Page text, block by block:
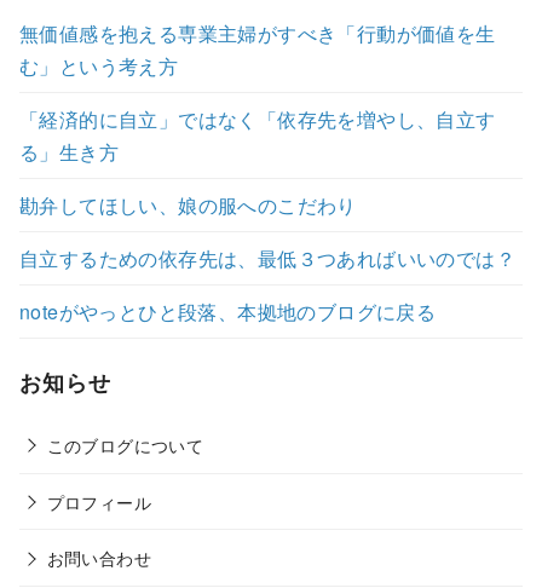
無価値感を抱える専業主婦がすべき「行動が価値を生
む」という考え方
「経済的に自立」ではなく「依存先を増やし、自立す
る」生き方
勘弁してほしい、娘の服へのこだわり
自立するための依存先は、最低３つあればいいのでは？
noteがやっとひと段落、本拠地のブログに戻る
お知らせ
このブログについて
プロフィール
お問い合わせ